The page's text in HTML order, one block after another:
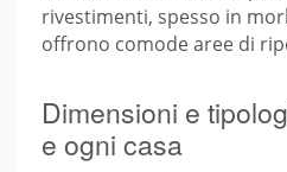
rivestimenti, spesso in
offrono comode aree di
Dimensioni e
e ogni casa